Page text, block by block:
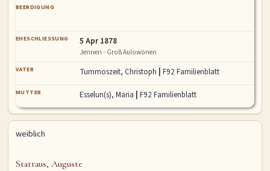
SPRACHE / LANGUAGE
Deutsch English
BEERDIGUNG
EHESCHLIESSUNG 5 Apr 1878
Jennen - Groß Aulowönen
VATER Tummoszeit, Christoph |F92 Familienblatt
MUTTER Esselun(s), Maria |F92 Familienblatt
weiblich
Stattaus, Auguste